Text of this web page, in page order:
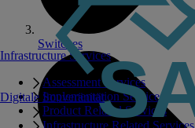
Infrastructure Services
Assessment Services
Implementation Services
Product Related Services
Infrastructure Related Services
Digitale Souveränität
Switches